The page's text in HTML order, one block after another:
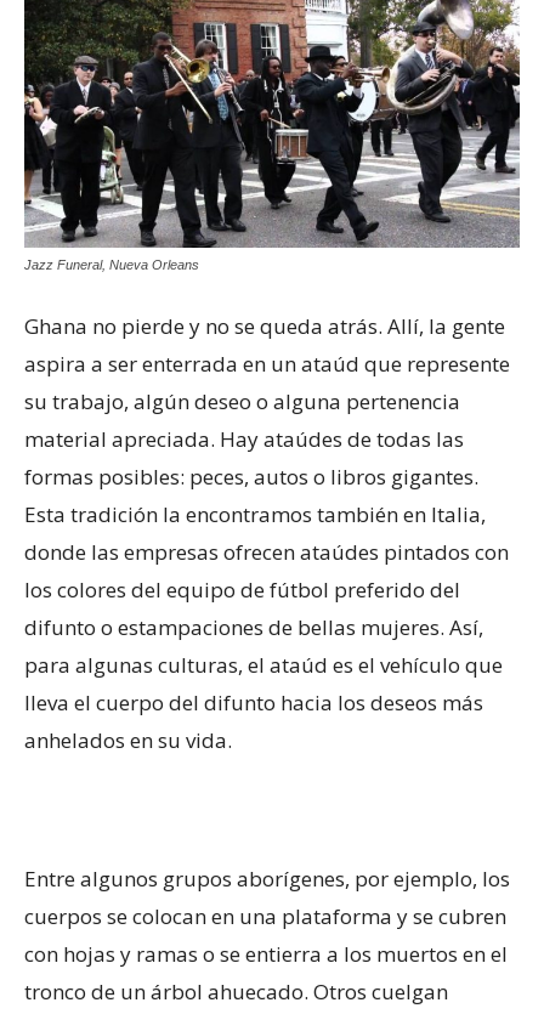
Jazz Funeral, Nueva Orleans
Ghana no pierde y no se queda atrás. Allí, la gente
aspira a ser enterrada en un ataúd que represente
su trabajo, algún deseo o alguna pertenencia
material apreciada. Hay ataúdes de todas las
formas posibles: peces, autos o libros gigantes.
Esta tradición la encontramos también en Italia,
donde las empresas ofrecen ataúdes pintados con
los colores del equipo de fútbol preferido del
difunto o estampaciones de bellas mujeres. Así,
para algunas culturas, el ataúd es el vehículo que
lleva el cuerpo del difunto hacia los deseos más
anhelados en su vida.
Entre algunos grupos aborígenes, por ejemplo, los
cuerpos se colocan en una plataforma y se cubren
con hojas y ramas o se entierra a los muertos en el
tronco de un árbol ahuecado. Otros cuelgan